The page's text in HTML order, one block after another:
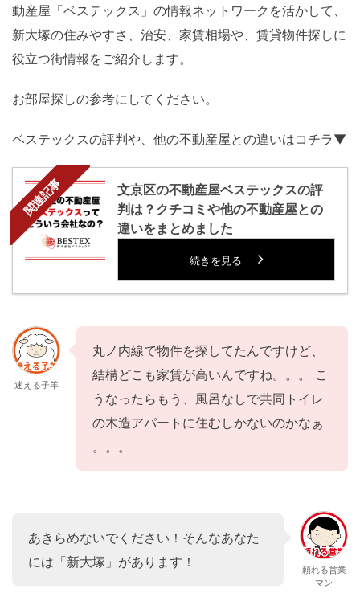
動産屋「ベステックス」の情報ネットワークを活かして、
新大塚の住みやすさ、治安、家賃相場や、賃貸物件探しに
役立つ街情報をご紹介します。
お部屋探しの参考にしてください。
ベステックスの評判や、他の不動産屋との違いはコチラ▼
関連記事
文京区の不動産屋ベステックスの評
判は？クチコミや他の不動産屋との
違いをまとめました
続きを見る
迷える子羊
丸ノ内線で物件を探してたんですけど、
結構どこも家賃が高いんですね。。。 こ
うなったらもう、風呂なしで共同トイレ
の木造アパートに住むしかないのかなぁ
。。。
あきらめないでください！そんなあなた
には「新大塚」があります！
頼れる営業
マン